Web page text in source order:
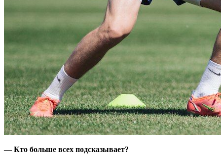
— Кто больше всех подсказывает?